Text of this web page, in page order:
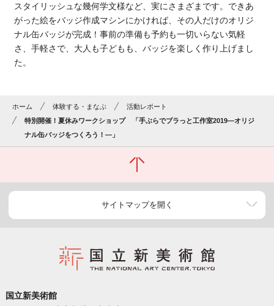
スタイリッシュな幾何学文様など、実にさまざまです。できあ
がった絵をバッジ作成マシンにかければ、その人だけのオリジ
ナル缶バッジが完成！事前の準備も予約も一切いらない気軽
さ、手軽さで、大人も子どもも、バッジを楽しく作り上げまし
た。
ホーム 体験する・まなぶ
活動レポート
特別開催！夏休みワークショップ 「手ぶらでブラっと工作室2019―オリジ
ナル缶バッジをつくろう！―」
サイトマップを開く
国立新美術館